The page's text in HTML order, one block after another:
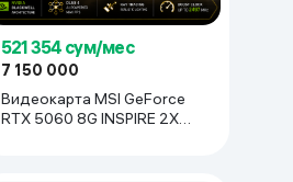
521 354 сум/мес
7 150 000
Видеокарта MSI GeForce
RTX 5060 8G INSPIRE 2X